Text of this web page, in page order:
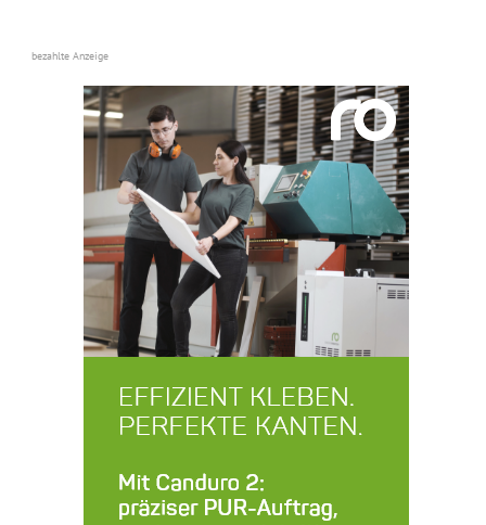
bezahlte Anzeige